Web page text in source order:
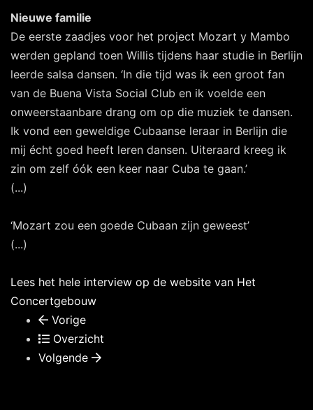
Nieuwe familie
De eerste zaadjes voor het project Mozart y Mambo
werden gepland toen Willis tijdens haar studie in Berlijn
leerde salsa dansen. ‘In die tijd was ik een groot fan
van de Buena Vista Social Club en ik voelde een
onweerstaanbare drang om op die muziek te dansen.
Ik vond een geweldige Cubaanse leraar in Berlijn die
mij écht goed heeft leren dansen. Uiteraard kreeg ik
zin om zelf óók een keer naar Cuba te gaan.’
(...)
‘Mozart zou een goede Cubaan zijn geweest’
(...)
Lees het hele interview op de website van Het
Concertgebouw
Vorige
Overzicht
Volgende